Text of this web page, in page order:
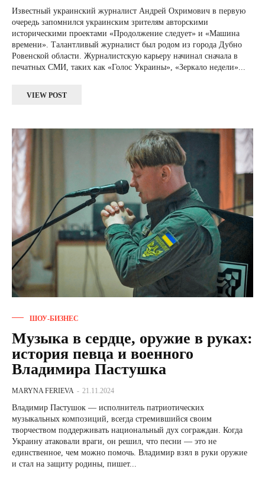
Известный украинский журналист Андрей Охримович в первую
очередь запомнился украинским зрителям авторскими
историческими проектами «Продолжение следует» и «Машина
времени». Талантливый журналист был родом из города Дубно
Ровенской области. Журналистскую карьеру начинал сначала в
печатных СМИ, таких как «Голос Украины», «Зеркало недели»...
VIEW POST
ШОУ-БИЗНЕС
Музыка в сердце, оружие в руках:
история певца и военного
Владимира Пастушка
MARYNA FERIEVA - 21.11.2024
Владимир Пастушок — исполнитель патриотических
музыкальных композиций, всегда стремившийся своим
творчеством поддерживать национальный дух сограждан. Когда
Украину атаковали враги, он решил, что песни — это не
единственное, чем можно помочь. Владимир взял в руки оружие
и стал на защиту родины, пишет...